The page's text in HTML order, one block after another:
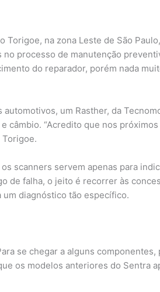
na zona Leste de São
processo de manutenção
do reparador, porém nada
um Rasther, da
câmbio. “Acredito que nos
Torigoe.
scanners servem apenas para
de falha, o jeito é recorrer às
diagnóstico tão específico.
se chegar a alguns
os modelos anteriores do Sentra